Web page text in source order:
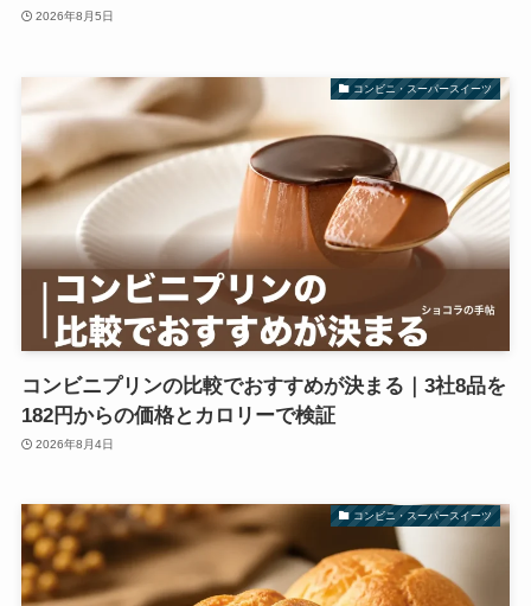
2026年8月5日
コンビニ・スーパースイーツ
コンビニプリンの比較でおすすめが決まる｜3社8品を
182円からの価格とカロリーで検証
2026年8月4日
コンビニ・スーパースイーツ